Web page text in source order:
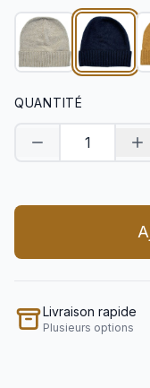
QUANTITÉ
Diminuer la
Livraison rapide
Plusieurs options